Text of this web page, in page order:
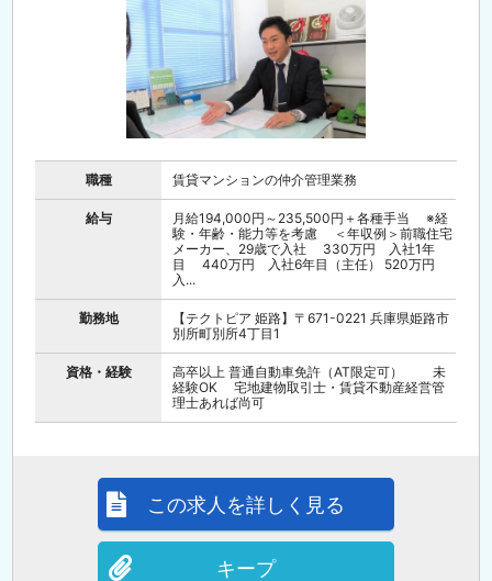
職種 賃貸マンションの仲介管理業務
給与
月給194,000円～235,500円＋各種手当 ※経
験・年齢・能力等を考慮 ＜年収例＞前職住宅
メーカー、29歳で入社 330万円 入社1年
目 440万円 入社6年目（主任） 520万円
入...
勤務地
【テクトピア 姫路】〒671-0221 兵庫県姫路市
別所町別所4丁目1
資格・経験
高卒以上 普通自動車免許（AT限定可） 未
経験OK 宅地建物取引士・賃貸不動産経営管
理士あれば尚可
この求人を詳しく見る
キープ